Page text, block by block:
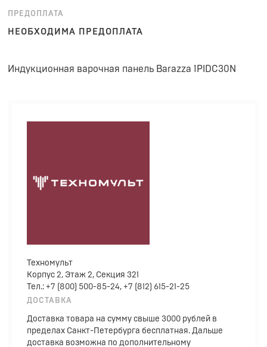
ПРЕДОПЛАТА
НЕОБХОДИМА ПРЕДОПЛАТА
Индукционная варочная панель Barazza 1PIDC30N
Техномульт
Корпус 2, Этаж 2, Секция 321
Тел.: +7 (800) 500-85-24, +7 (812) 615-21-25
ДОСТАВКА
Доставка товара на сумму свыше 3000 рублей в
пределах Санкт-Петербурга бесплатная. Дальше
доставка возможна по дополнительному